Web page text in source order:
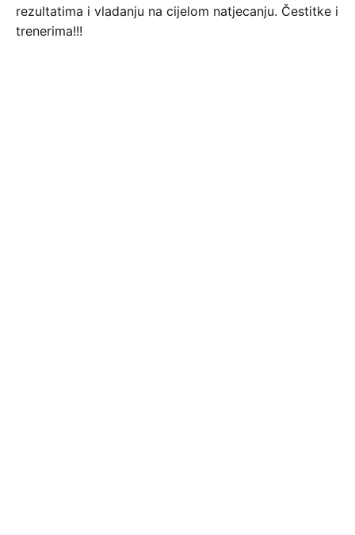
rezultatima i vladanju na cijelom natjecanju. Čestitke i
trenerima!!!